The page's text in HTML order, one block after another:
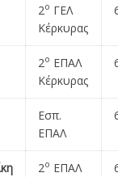
2ο ΓΕΛ
Κέρκυρας
2ο ΕΠΑΛ
Κέρκυρας
Εσπ.
ΕΠΑΛ
2ο ΕΠΑΛ